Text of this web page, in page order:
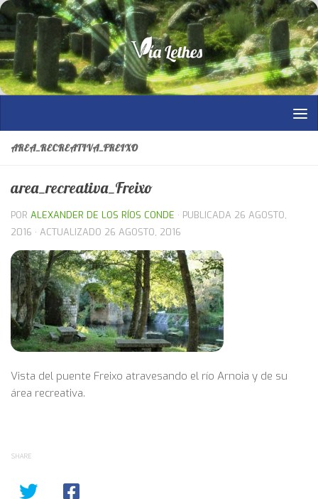
Saltar al contenido
AREA_RECREATIVA_FREIXO
area_recreativa_Freixo
POR ALEXANDER DE LOS RÍOS CONDE · PUBLICADA 26 AGOSTO,
2016 · ACTUALIZADO 26 AGOSTO, 2016
Vista del puente Freixo atravesando el río Arnoia y de su
área recreativa.
SHARE